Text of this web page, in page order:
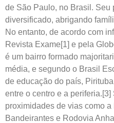
de São Paulo, no Brasil. Seu
diversificado, abrigando
No entanto, de acordo com
Revista Exame[1] e pela
é um bairro formado
média, e segundo o Brasil
de educação do país,
entre o centro e a
proximidades de vias como
Bandeirantes e Rodovia